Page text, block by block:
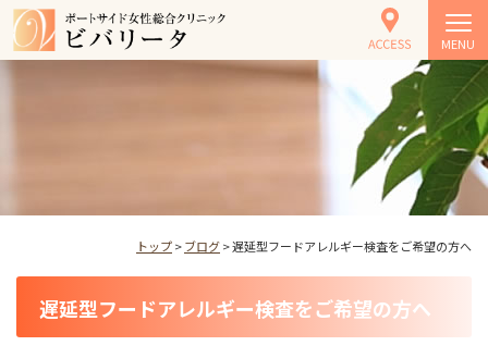
MENU
トップ>ブログ> 遅延型フードアレルギー検査をご希望の方へ
遅延型フードアレルギー検査をご希望の方へ